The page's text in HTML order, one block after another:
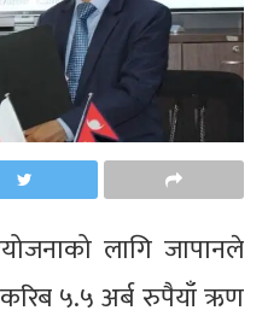
लागि जापानले
५.५ अर्ब रुपैयाँ ऋण